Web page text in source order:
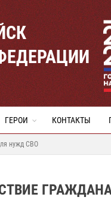
ГЕРОИ КОНТАКТЫ
нужд СВО